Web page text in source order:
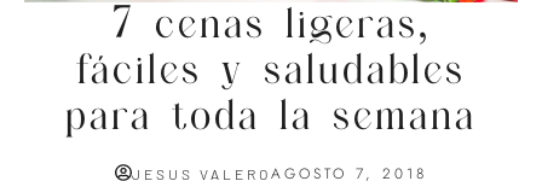
7 cenas ligeras,
fáciles y saludables
para toda la semana
JESUS VALERO AGOSTO 7, 2018